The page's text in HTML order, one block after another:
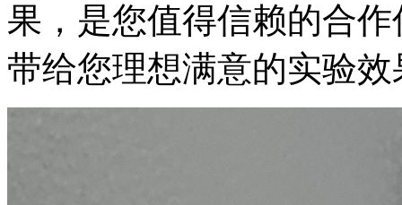
果，是您值得信赖的合
带给您理想满意的实验效